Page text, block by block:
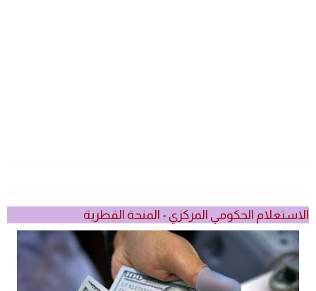
الاستعلام الحكومي المركزي - المنحة القطرية